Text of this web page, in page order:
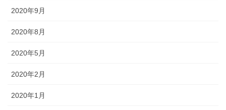
2020年9月
2020年8月
2020年5月
2020年2月
2020年1月